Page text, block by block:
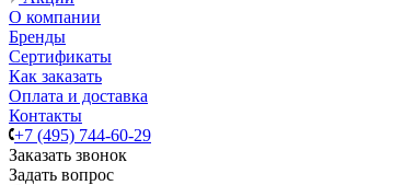
О компании
Бренды
Сертификаты
Как заказать
Оплата и доставка
Контакты
+7 (495) 744-60-29
Заказать звонок
Задать вопрос